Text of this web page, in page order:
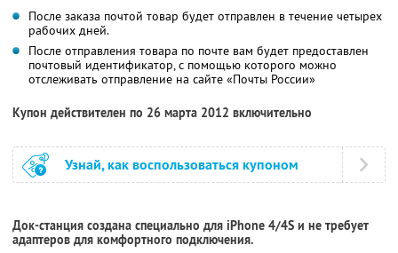
После заказа почтой товар будет отправлен в течение четырех
рабочих дней.
После отправления товара по почте вам будет предоставлен
почтовый идентификатор, с помощью которого можно
отслеживать отправление на сайте «Почты России»
Купон действителен по 26 марта 2012 включительно
Узнай, как воспользоваться купоном
Док-станция создана специально для iPhone 4/4S и не требует
адаптеров для комфортного подключения.